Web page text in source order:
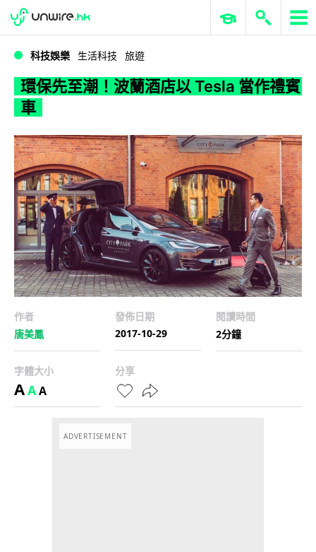
環保先至潮！波蘭酒店以 Tesla 當作禮賓車
WWDC 2026 ERP 與商業 AI
科技娛樂 生活科技 旅遊
環保先至潮！波蘭酒店以 Tesla 當作禮賓
車
作者
唐美鳳
發佈日期
2017-10-29
閱讀時間
2分鐘
字體大小
AAA
分享
ADVERTISEMENT